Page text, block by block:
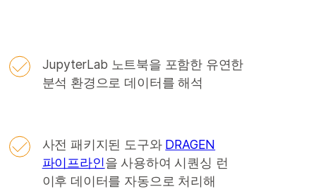
JupyterLab 노트북을 포함한 유연한
분석 환경으로 데이터를 해석
사전 패키지된 도구와 DRAGEN
파이프라인을 사용하여 시퀀싱 런
이후 데이터를 자동으로 처리해